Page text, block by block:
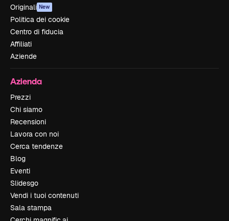
Originali New
Politica dei cookie
Centro di fiducia
Affiliati
Aziende
Azienda
Prezzi
Chi siamo
Recensioni
Lavora con noi
Cerca tendenze
Blog
Eventi
Slidesgo
Vendi i tuoi contenuti
Sala stampa